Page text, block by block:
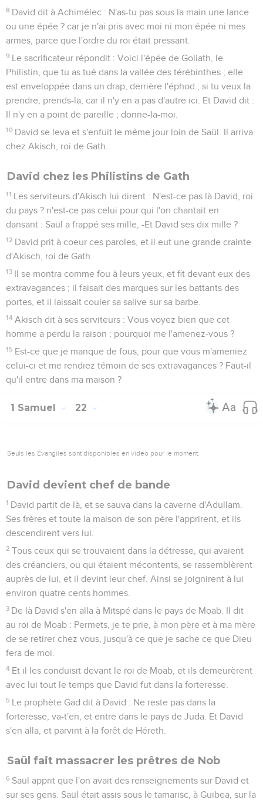
8 David dit à Achimélec : N'as-tu pas sous la main une lance
ou une épée ? car je n'ai pris avec moi ni mon épée ni mes
armes, parce que l'ordre du roi était pressant.
9 Le sacrificateur répondit : Voici l'épée de Goliath, le
Philistin, que tu as tué dans la vallée des térébinthes ; elle
est enveloppée dans un drap, derrière l'éphod ; si tu veux la
prendre, prends-la, car il n'y en a pas d'autre ici. Et David dit :
Il n'y en a point de pareille ; donne-la-moi.
10 David se leva et s'enfuit le même jour loin de Saül. Il arriva
chez Akisch, roi de Gath.
David chez les Philistins de Gath
11 Les serviteurs d'Akisch lui dirent : N'est-ce pas là David, roi
du pays ? n'est-ce pas celui pour qui l'on chantait en
dansant : Saül a frappé ses mille, -Et David ses dix mille ?
12 David prit à coeur ces paroles, et il eut une grande crainte
d'Akisch, roi de Gath.
13 Il se montra comme fou à leurs yeux, et fit devant eux des
extravagances ; il faisait des marques sur les battants des
portes, et il laissait couler sa salive sur sa barbe.
14 Akisch dit à ses serviteurs : Vous voyez bien que cet
homme a perdu la raison ; pourquoi me l'amenez-vous ?
15 Est-ce que je manque de fous, pour que vous m'ameniez
celui-ci et me rendiez témoin de ses extravagances ? Faut-il
qu'il entre dans ma maison ?
1 Samuel 22
Seuls les Évangiles sont disponibles en vidéo pour le moment.
David devient chef de bande
1 David partit de là, et se sauva dans la caverne d'Adullam.
Ses frères et toute la maison de son père l'apprirent, et ils
descendirent vers lui.
2 Tous ceux qui se trouvaient dans la détresse, qui avaient
des créanciers, ou qui étaient mécontents, se rassemblèrent
auprès de lui, et il devint leur chef. Ainsi se joignirent à lui
environ quatre cents hommes.
3 De là David s'en alla à Mitspé dans le pays de Moab. Il dit
au roi de Moab : Permets, je te prie, à mon père et à ma mère
de se retirer chez vous, jusqu'à ce que je sache ce que Dieu
fera de moi.
4 Et il les conduisit devant le roi de Moab, et ils demeurèrent
avec lui tout le temps que David fut dans la forteresse.
5 Le prophète Gad dit à David : Ne reste pas dans la
forteresse, va-t'en, et entre dans le pays de Juda. Et David
s'en alla, et parvint à la forêt de Héreth.
Saül fait massacrer les prêtres de Nob
6 Saül apprit que l'on avait des renseignements sur David et
sur ses gens. Saül était assis sous le tamarisc, à Guibea, sur la